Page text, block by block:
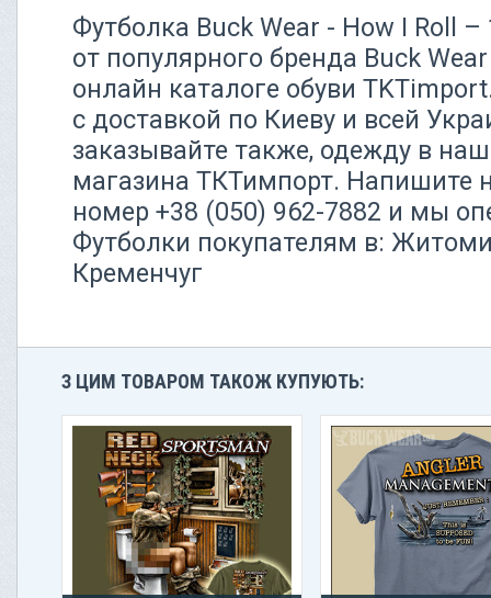
Футболка Buck Wear - How I Roll
от популярного бренда Buck
онлайн каталоге обуви
с доставкой по Киеву и всей
заказывайте также, одежду в
магазина ТКТимпорт. Напишите
номер +38 (050) 962-7882 и мы
Футболки покупателям в:
Кременчуг
З ЦИМ ТОВАРОМ ТАКОЖ КУПУЮТЬ: